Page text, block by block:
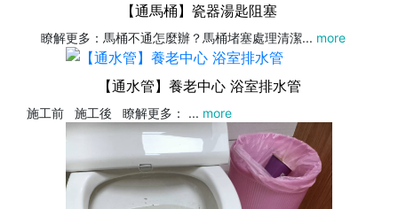
【通馬桶】瓷器湯匙阻塞
瞭解更多：馬桶不通怎麼辦？馬桶堵塞處理清潔... more
【通水管】養老中心 浴室排水管
施工前 施工後 瞭解更多： ... more